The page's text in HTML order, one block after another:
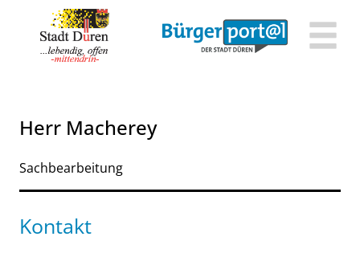
Zum Hauptinhalt springen
Zum Header
Zum Hauptinhalt
Zum Footer
Herr Macherey
Sachbearbeitung
Kontakt